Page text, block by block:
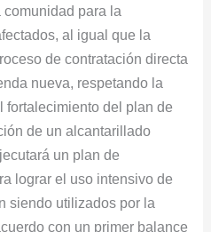
para la
al igual que la
de contratación directa
nueva, respetando la
fortalecimiento del plan de
de un alcantarillado
un plan de
lograr el uso intensivo de
siendo utilizados por la
con un primer balance